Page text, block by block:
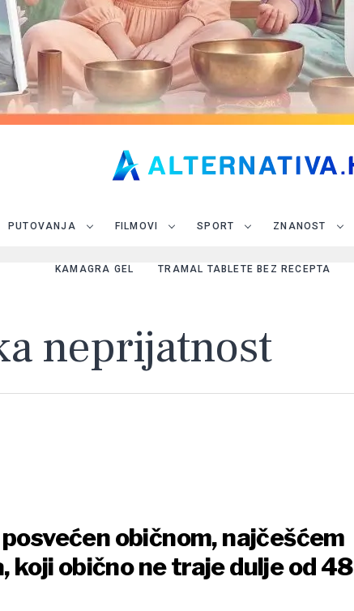
PUTOVANJA FILMOVI SPORT ZNANOST
KAMAGRA GEL TRAMAL TABLETE BEZ RECEPTA
neprijatnost
običnom, najčešćem
koji obično ne traje dulje od 48